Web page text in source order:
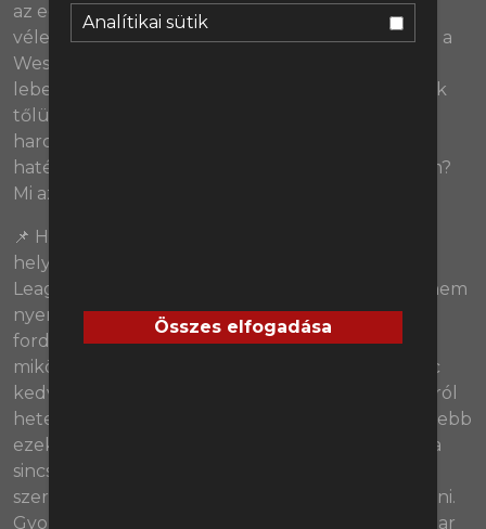
Analítikai sütik
Összes elfogadása
az együttesnek. A játékot elnézve azonban nem
véletlen, hogy ismét kongatják a vészharangokat a
West Hamnél, egy esetleges edzőváltást is
lebegtetve. Azt tudjuk és ismerjük, mit várhatunk
tőlük, de mintha ez a passzív, kockázatkerülő
harcmodor is sokat romlott volna minőségében,
hatékonyságában az elmúlt hetekben. Vagy nem?
Mi az oka a zuhanásnak?
📌 Ha van egy, a West Hamnél is pikírtebb
helyzetben szorongó klub jelenleg a Premier
League-ben, az a Crystal Palace. A Sasok ugyan nem
nyeretlenek 2024-ben, de a legutóbbi négy
fordulóban három pontot gyűjtöttek mindössze,
miközben kaptak 14 gólt. Mindannyiunk kedvenc
kedves öregurának, Roy Hodgsonnak a leváltásáról
hetek óta nyíltan cikkezik a sajtó, az pedig legfeljebb
ezek alapján is teljesen nyilvánvaló, hogy fogalma
sincsen a Palace-nak, edzői, szakmai fronton mit
szeretne pontosan csinálni, merre szeretne indulni.
Gyorsan döntésre kell jutniuk, mert nagyon hamar